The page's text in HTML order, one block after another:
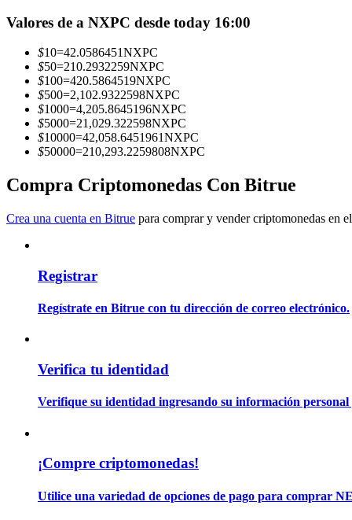
Únete a los mejores traders
Conviértete en un Trader de Copia
Información
Análisis de big data que incluye información comercial, etc.
Valores de a NXPC desde today 16:00
$10=42.0586451NXPC
$50=210.2932259NXPC
$100=420.5864519NXPC
$500=2,102.9322598NXPC
$1000=4,205.8645196NXPC
$5000=21,029.322598NXPC
$10000=42,058.6451961NXPC
$50000=210,293.2259808NXPC
Compra Criptomonedas Con Bitrue
Crea una cuenta en Bitrue para comprar y vender criptomonedas en
Registrar
Regístrate en Bitrue con tu dirección de correo electrónico.
Verifica tu identidad
Verifique su identidad ingresando su información
¡Compre criptomonedas!
Utilice una variedad de opciones de pago para comprar